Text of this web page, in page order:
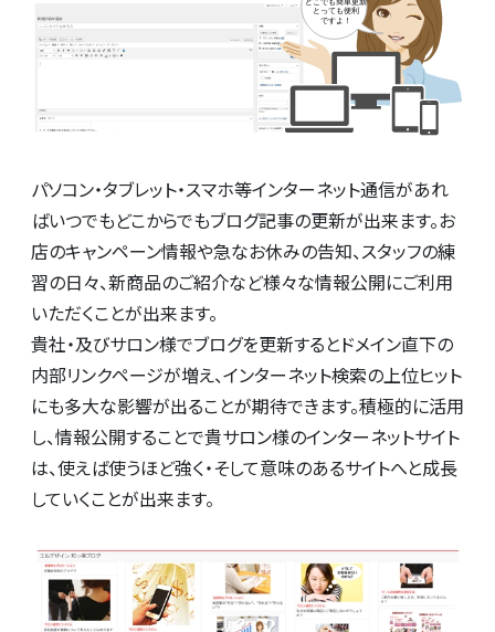
パソコン・タブレット・スマホ等インターネット通信があれ
ばいつでもどこからでもブログ記事の更新が出来ます。お
店のキャンペーン情報や急なお休みの告知、スタッフの練
習の日々、新商品のご紹介など様々な情報公開にご利用
いただくことが出来ます。
貴社・及びサロン様でブログを更新するとドメイン直下の
内部リンクページが増え、インターネット検索の上位ヒット
にも多大な影響が出ることが期待できます。積極的に活用
し、情報公開することで貴サロン様のインターネットサイト
は、使えば使うほど強く・そして意味のあるサイトへと成長
していくことが出来ます。